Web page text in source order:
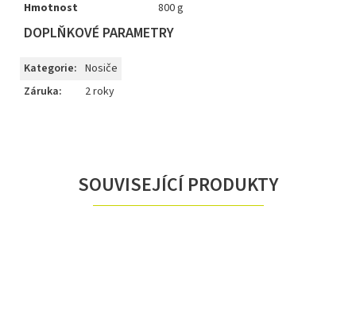
SOUVISEJÍCÍ PRODUKTY
Hmotnost
800 g
DOPLŇKOVÉ PARAMETRY
Kategorie: Nosiče
Záruka: 2 roky